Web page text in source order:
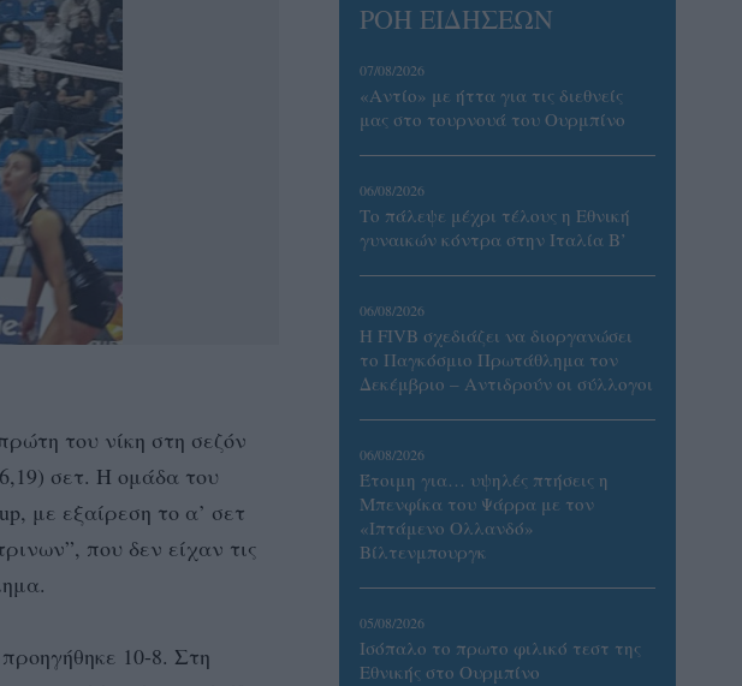
του νίκη στη σεζόν
σετ. Η ομάδα του
με εξαίρεση το α’ σετ
που δεν είχαν τις
10-8. Στη
ΡΟΗ ΕΙΔΗΣΕΩΝ
07/08/2026
«Αντίο» με ήττα για τις διεθνείς
μας στο τουρνουά του Ουρμπίνο
06/08/2026
Το πάλεψε μέχρι τέλους η Εθνική
γυναικών κόντρα στην Ιταλία Β’
06/08/2026
Η FIVB σχεδιάζει να διοργανώσει
το Παγκόσμιο Πρωτάθλημα τον
Δεκέμβριο – Αντιδρούν οι σύλλογοι
06/08/2026
Έτοιμη για… υψηλές πτήσεις η
Μπενφίκα του Ψάρρα με τον
«Ιπτάμενο Ολλανδό»
Βίλτενμπουργκ
05/08/2026
Ισόπαλο το πρωτο φιλικό τεστ της
Εθνικής στο Ουρμπίνο